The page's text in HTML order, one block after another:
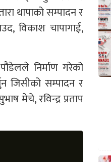
थापाको सम्पादन र
विकाश चापागाई,
निर्माण गरेको
जिसीको सम्पादन र
मेचे, रविन्द्र प्रताप